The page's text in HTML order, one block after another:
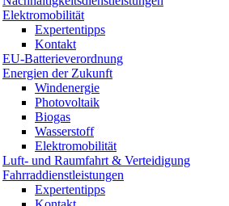
Elektromobilität
Expertentipps
Kontakt
EU-Batterieverordnung
Energien der Zukunft
Windenergie
Photovoltaik
Biogas
Wasserstoff
Elektromobilität
Luft- und Raumfahrt & Verteidigung
Fahrraddienstleistungen
Expertentipps